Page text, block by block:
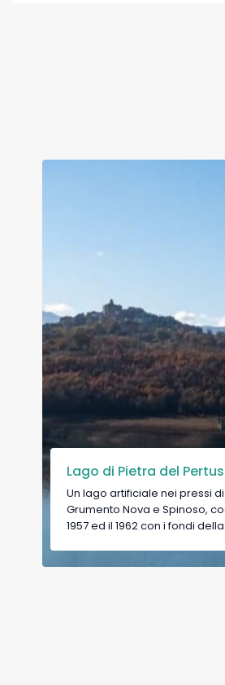
Lago di Pietra del
Un lago artificiale nei pressi
Grumento Nova e Spinoso,
1957 ed il 1962 con i fondi